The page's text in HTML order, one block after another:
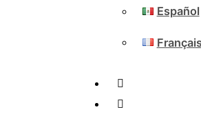
Español